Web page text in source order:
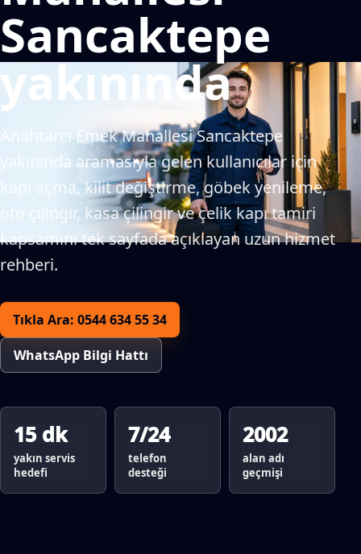
Sancaktepe
yakınında
Anahtarcı Emek Mahallesi Sancaktepe
yakınında aramasıyla gelen kullanıcılar için
kapı açma, kilit değiştirme, göbek yenileme,
oto çilingir, kasa çilingir ve çelik kapı tamiri
kapsamını tek sayfada açıklayan uzun hizmet
rehberi.
Tıkla Ara: 0544 634 55 34
WhatsApp Bilgi Hattı
15 dk
yakın servis
hedefi
7/24
telefon
desteği
2002
alan adı
geçmişi